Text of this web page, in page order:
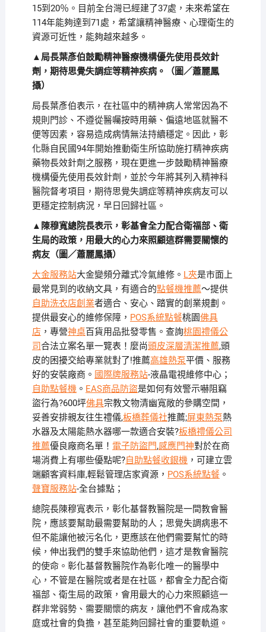
15到20％。目前全台灣已經建了37處，未來希望在
114年能夠達到71處，希望讓精神醫療、心理衛生的
資源可近性，能夠越來越多。
▲局長葉彥伯鼓勵精神醫療機構優先使用長效針
劑，期待思覺失調症等精神疾病。（圖／蕭麗鳳
攝）
局長葉彥伯表示，在社區中的精神病人常常因為不
規則門診、不遵從醫囑按時用藥、偏遠地區就醫不
便等因素，容易造成病情無法持續穩定。因此，彰
化縣自民國94年開始推動衛生所協助施打精神疾病
藥物長效針劑之服務，現在更進一步鼓勵精神醫療
機構優先使用長效針劑，並於今年將其列入精神科
醫院督考項目，期待思覺失調症等精神疾病友可以
更穩定控制病況，早日回歸社區。
▲陳穆寬總院長表示，彰基會全力配合衛福部、衛
生局的政策，用最大的心力來照顧這群需要關懷的
病友（圖／蕭麗鳳攝）
大金服務站大金變頻分離式冷氣維修。 L夾是市面上
最常見到的收納文具，有適合的點餐機推薦～提供
自助洗衣店創業者適合、安心、踏實的創業規劃。
提供最安心的維修保障， POS系統點餐桃園佛具
店，專營神桌百貨用品批發零售。查詢桃園禮儀公
司合法立案名單一覽表！麼尚頭皮深層清潔推薦,頭
皮的困擾交給專業就對了!推薦高雄熱泵平價、服務
好的安裝廠商。 國際牌服務站-液晶電視維修中心；
自助點餐機。 EAS商品防盜是如何有效警示嚇阻竊
盜行為?600坪佛具宗教文物清幽寬敞的參購空間，
妥善安排親友往生禮儀,板橋葬儀社推薦;屏東熱泵熱
水器及太陽能熱水器哪一款適合安裝?板橋禮儀公司
推薦優良廠商名單！ 電子防盜門,感應門神對於在商
場消費上有哪些優點呢?自助點餐收銀機，可建立雲
端顧客資料庫,輕鬆管理店家資源， POS系統點餐。
聲寶服務站-全台據點；
總院長陳穆寬表示，彰化基督教醫院是一間教會醫
院，應該要幫助最需要幫助的人；思覺失調病患不
但不能讓他被污名化，更應該在他們需要幫忙的時
候，伸出我們的雙手來協助他們，這才是教會醫院
的使命。彰化基督教醫院作為彰化唯一的醫學中
心，不管是在醫院或者是在社區，都會全力配合衛
福部、衛生局的政策，會用最大的心力來照顧這一
群非常弱勢、需要關懷的病友，讓他們不會成為家
庭或社會的負擔，甚至能夠回歸社會的重要軌道。